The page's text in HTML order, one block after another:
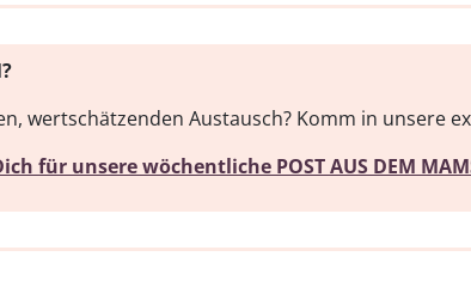
wertschätzenden Austausch? Komm in unsere
für unsere wöchentliche POST AUS DEM